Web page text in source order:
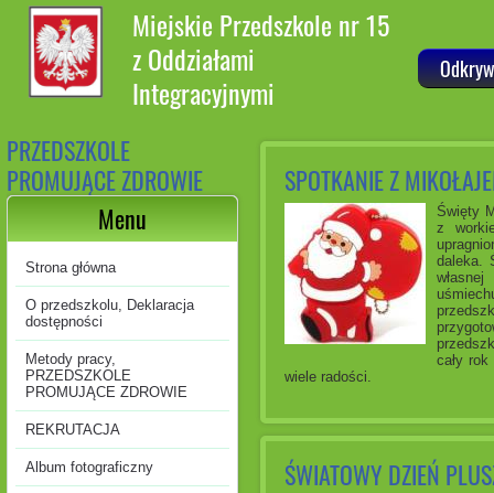
Miejskie Przedszkole nr 15
z Oddziałami
Integracyjnymi
PRZEDSZKOLE
PROMUJĄCE ZDROWIE
Menu
Strona główna
O przedszkolu, Deklaracja
dostępności
Metody pracy,
PRZEDSZKOLE
PROMUJĄCE ZDROWIE
REKRUTACJA
Album fotograficzny
SPOTKANIE Z
Święty
z
daleka.
cały
wiele radości.
ŚWIATOWY DZIEŃ